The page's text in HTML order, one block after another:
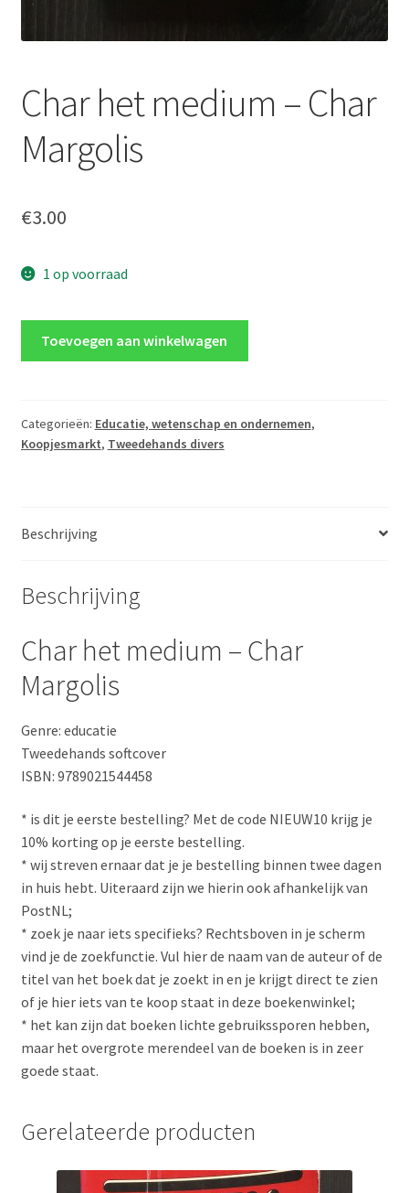
Char het medium – Char
Margolis
€3.00
1 op voorraad
Char
Margolis
Toevoegen aan winkelwagen
Categorieën: Educatie, wetenschap en ondernemen,
Koopjesmarkt, Tweedehands divers
Beschrijving
Beschrijving
Char het medium – Char
Margolis
Genre: educatie
Tweedehands softcover
ISBN: 9789021544458
* is dit je eerste bestelling? Met de code NIEUW10 krijg je
10% korting op je eerste bestelling.
* wij streven ernaar dat je je bestelling binnen twee dagen
in huis hebt. Uiteraard zijn we hierin ook afhankelijk van
PostNL;
* zoek je naar iets specifieks? Rechtsboven in je scherm
vind je de zoekfunctie. Vul hier de naam van de auteur of de
titel van het boek dat je zoekt in en je krijgt direct te zien
of je hier iets van te koop staat in deze boekenwinkel;
* het kan zijn dat boeken lichte gebruikssporen hebben,
maar het overgrote merendeel van de boeken is in zeer
goede staat.
Gerelateerde producten